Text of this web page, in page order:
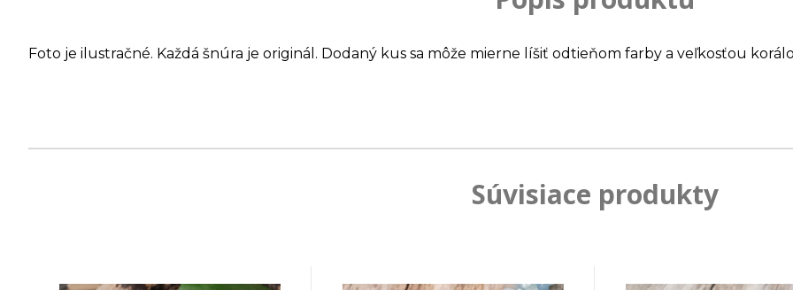
Foto je ilustračné. Každá šnúra je originál. Dodaný kus sa môže mierne líšiť odtieňom farby a veľkosťou
Súvisiace produkty